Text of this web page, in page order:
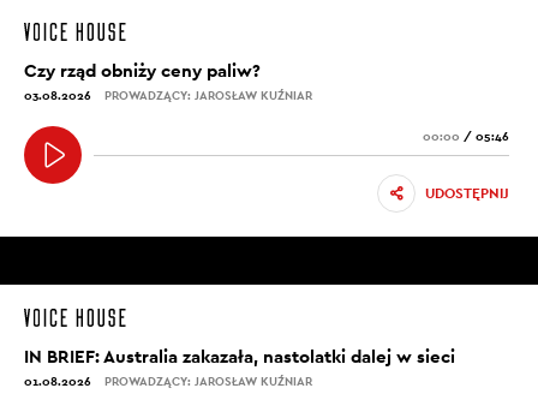
Czy rząd obniży ceny paliw?
03.08.2026 PROWADZĄCY: JAROSŁAW KUŹNIAR
00:00 / 05:46
UDOSTĘPNIJ
IN BRIEF: Australia zakazała, nastolatki dalej w sieci
01.08.2026 PROWADZĄCY: JAROSŁAW KUŹNIAR